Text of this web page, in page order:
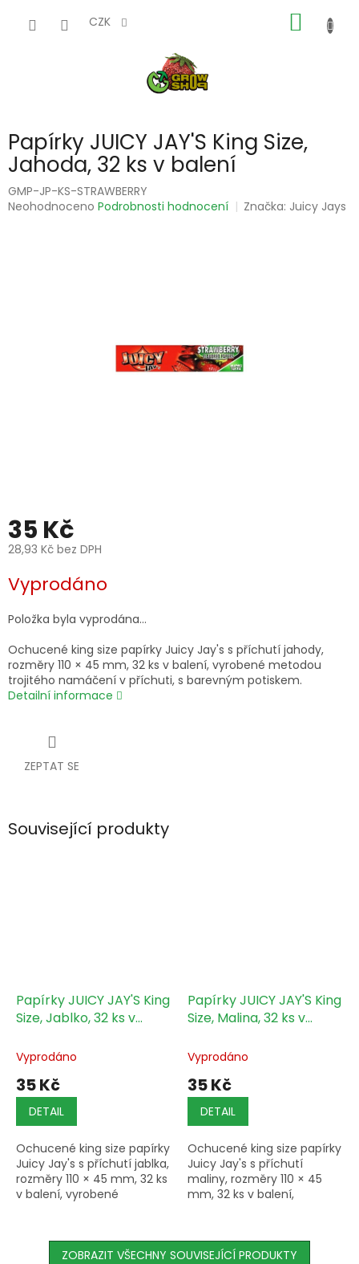
CZK
KOŠÍK
Papírky JUICY JAY'S King Size,
Jahoda, 32 ks v balení
GMP-JP-KS-STRAWBERRY
Průměrné
Neohodnoceno Podrobnosti hodnocení Značka: Juicy Jays
35 Kč
28,93 Kč bez DPH
cena:
Vyprodáno
Položka byla vyprodána…
Ochucené king size papírky Juicy Jay's s příchutí jahody,
rozměry 110 × 45 mm, 32 ks v balení, vyrobené metodou
trojitého namáčení v příchuti, s barevným potiskem.
Detailní informace
ZEPTAT SE
Související produkty
Papírky JUICY JAY'S King
Size, Jablko, 32 ks v
Vyprodáno
35 Kč
DETAIL
Ochucené king size papírky
Juicy Jay's s příchutí jablka,
rozměry 110 × 45 mm, 32 ks
v balení, vyrobené
barevným potiskem.
Papírky JUICY JAY'S King
Size, Malina, 32 ks v
Vyprodáno
35 Kč
DETAIL
Ochucené king size papírky
Juicy Jay's s příchutí
maliny, rozměry 110 × 45
mm, 32 ks v balení,
příchuti, s barevným
potiskem.
ZOBRAZIT VŠECHNY SOUVISEJÍCÍ PRODUKTY